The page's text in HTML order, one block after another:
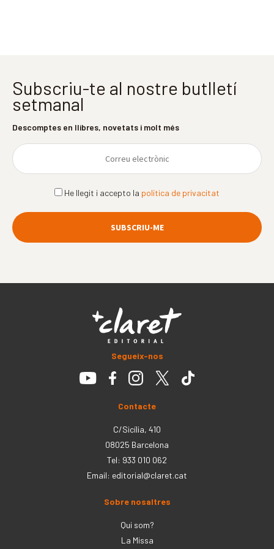
Subscriu-te al nostre butlletí
setmanal
Descomptes en llibres, novetats i molt més
He llegit i accepto la política de privacitat
Segueix-nos
Contacte
C/Sicília, 410
08025 Barcelona
Tel: 933 010 062
Email: editorial@claret.cat
Sobre nosaltres
Qui som?
La Missa